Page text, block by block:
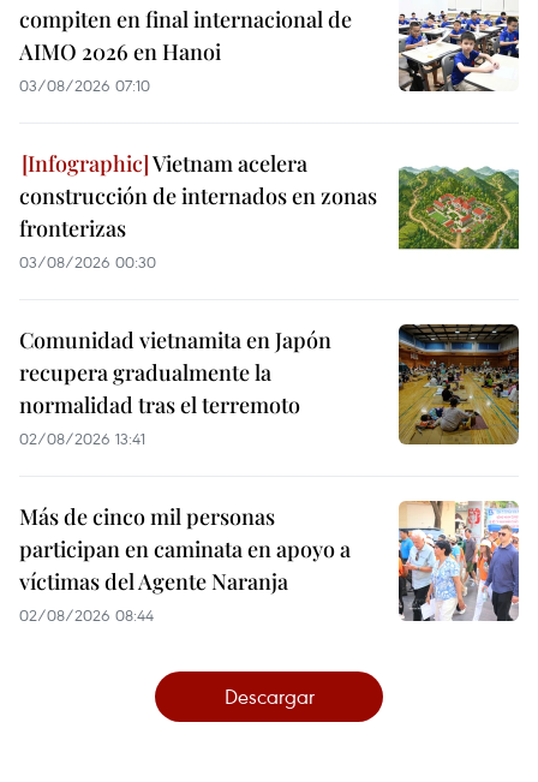
compiten en final internacional de
AIMO 2026 en Hanoi
03/08/2026 07:10
Vietnam acelera
construcción de internados en zonas
fronterizas
03/08/2026 00:30
Comunidad vietnamita en Japón
recupera gradualmente la
normalidad tras el terremoto
02/08/2026 13:41
Más de cinco mil personas
participan en caminata en apoyo a
víctimas del Agente Naranja
02/08/2026 08:44
Descargar